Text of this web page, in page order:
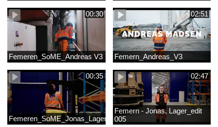
00:30
Femeren_SoME_Andreas V3
02:51
Femern_Andreas_V3
00:35
Femeren_SoME_Jonas_Lager
02:47
Femern - Jonas, Lager_edit
005